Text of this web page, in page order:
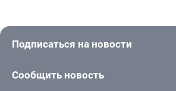
Подписаться на новости
Сообщить новость